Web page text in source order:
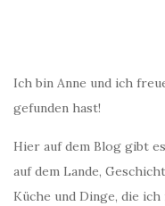
Ich bin Anne und ich
gefunden hast!
Hier auf dem Blog gibt
auf dem Lande,
Küche und Dinge, die ich